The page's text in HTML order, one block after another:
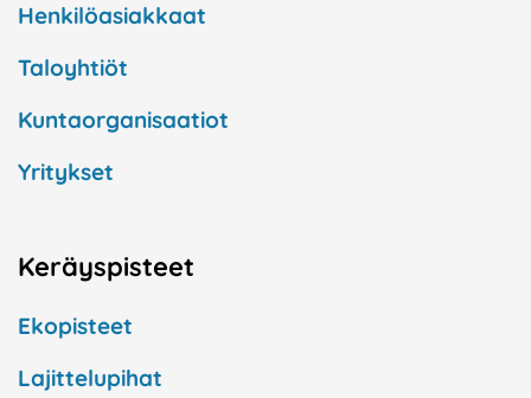
Henkilöasiakkaat
Taloyhtiöt
Kuntaorganisaatiot
Yritykset
Keräyspisteet
Ekopisteet
Lajittelupihat